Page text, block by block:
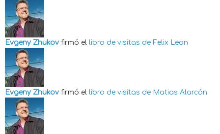
Evgeny Zhukov firmó el libro de visitas de Felix Leon
Evgeny Zhukov firmó el libro de visitas de Matias Alarcón